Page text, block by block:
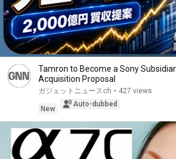
Tamron to Become a Sony
Acquisition Proposal
ガジェットニュースch • 427 views
New
Auto-dubbed